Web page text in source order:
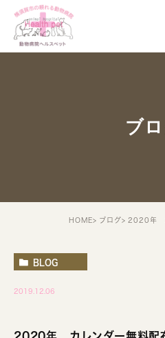
ブ
HOME ブログ 2020年
BLOG
2019.12.06